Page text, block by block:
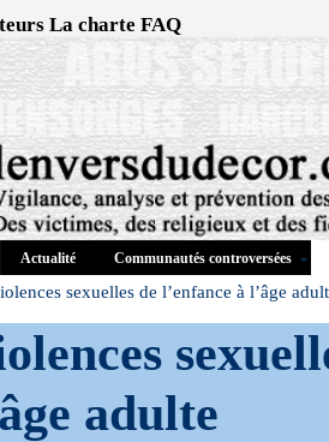
La charte FAQ
Actualité Communautés controversées
sexuelles de l’enfance à l’âge
adulte